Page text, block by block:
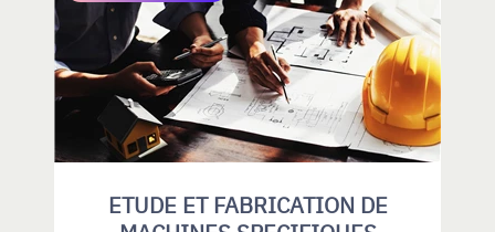
ETUDE ET FABRICATION DE